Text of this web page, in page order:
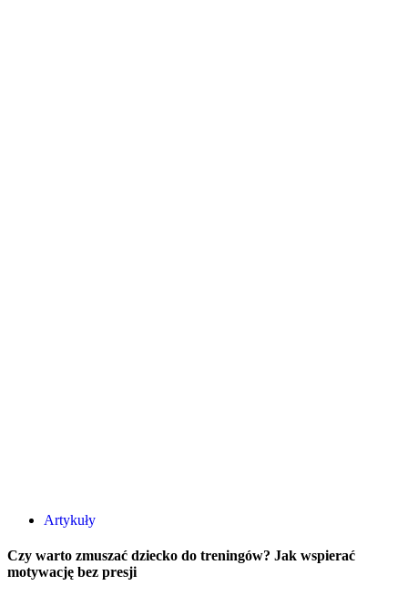
Artykuły
Czy warto zmuszać dziecko do treningów? Jak wspierać
motywację bez presji